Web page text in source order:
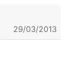
29/03/2013